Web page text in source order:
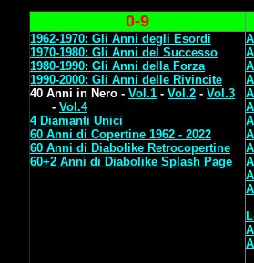
0-9
1962-1970: Gli Anni degli Esordi
1970-1980: Gli Anni del Successo
1980-1990: Gli Anni della Forza
1990-2000: Gli Anni delle Rivincite
40 Anni in Nero - Vol.1 - Vol.2 - Vol.3
- Vol.4
4 Diamanti Unici
60 Anni di Copertine 1962 - 2022
60 Anni di Diabolike Retrocopertine
60+2 Anni di Diabolike Splash Page